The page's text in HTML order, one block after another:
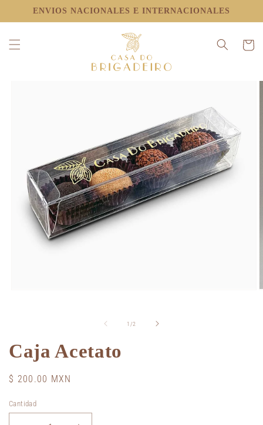
DIRECTAMENTE
AL CONTENIDO
ENVIOS NACIONALES E INTERNACIONALES
Carrito
IR
A LA
INFORMACIÓN
ventana
modal
1 /de2
Caja Acetato
Precio
$ 200.00 MXN
Cantidad